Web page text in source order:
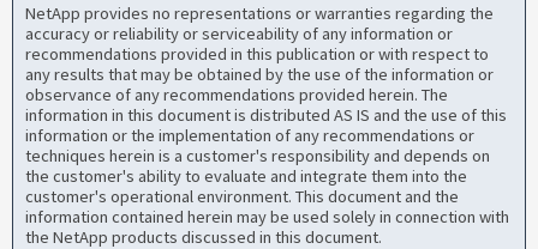
NetApp provides no representations or warranties regarding the
accuracy or reliability or serviceability of any information or
recommendations provided in this publication or with respect to
any results that may be obtained by the use of the information or
observance of any recommendations provided herein. The
information in this document is distributed AS IS and the use of this
information or the implementation of any recommendations or
techniques herein is a customer's responsibility and depends on
the customer's ability to evaluate and integrate them into the
customer's operational environment. This document and the
information contained herein may be used solely in connection with
the NetApp products discussed in this document.